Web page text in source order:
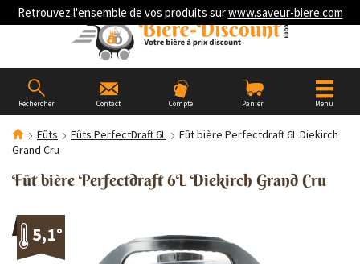
Retrouvez l'ensemble de vos produits surwww.saveur-biere.com
Rechercher Contact Compte Panier Menu
Fûts Fûts PerfectDraft 6L
Fût bière Perfectdraft 6L Diekirch
Grand Cru
Fût bière Perfectdraft 6L Diekirch Grand Cru
5,1°